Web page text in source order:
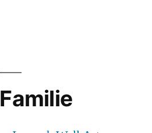
Familie